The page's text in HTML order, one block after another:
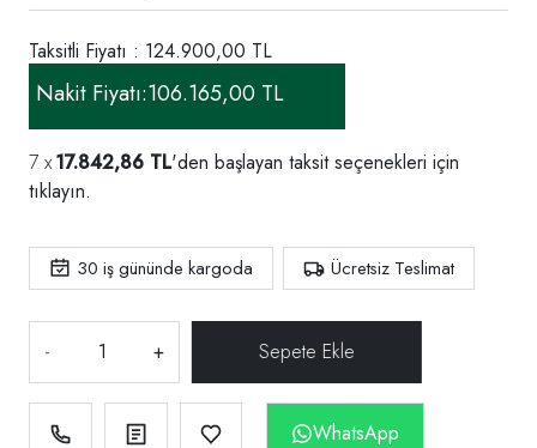
Taksitli Fiyatı : 124.900,00 TL
Nakit Fiyatı:106.165,00 TL
17.842,86 TL'den başlayan taksit seçenekleri için
tıklayın.
30 iş gününde kargoda Ücretsiz Teslimat
- +
WhatsApp